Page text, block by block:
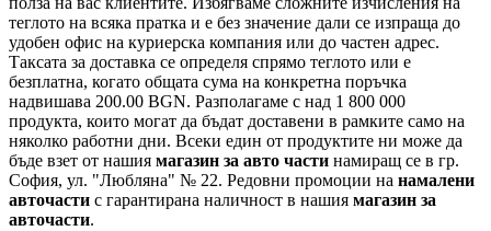
теглото на всяка пратка и е без значение дали се изпраща до
удобен офис на куриерска компания или до частен адрес.
Таксата за доставка се определя спрямо теглото или е
безплатна, когато общата сума на конкретна поръчка
надвишава 200.00 BGN. Разполагаме с над 1 800 000
продукта, които могат да бъдат доставени в рамките само на
няколко работни дни. Всеки един от продуктите ни може да
бъде взет от нашия магазин за авто части намиращ се в гр.
София, ул. "Любляна" № 22. Редовни промоции на намалени
авточасти с гарантирана наличност в нашия магазин за
авточасти.